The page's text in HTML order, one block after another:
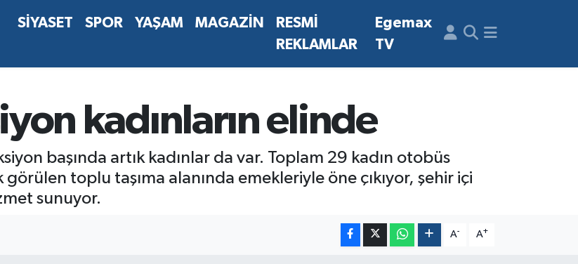
SİYASET SPOR YAŞAM MAGAZİN
RESMİ
REKLAMLAR
Egemax
TV
kadınların elinde
başında artık kadınlar da var. Toplam 29 kadın otobüs
toplu taşıma alanında emekleriyle öne çıkıyor, şehir içi
sunuyor.
A- A+